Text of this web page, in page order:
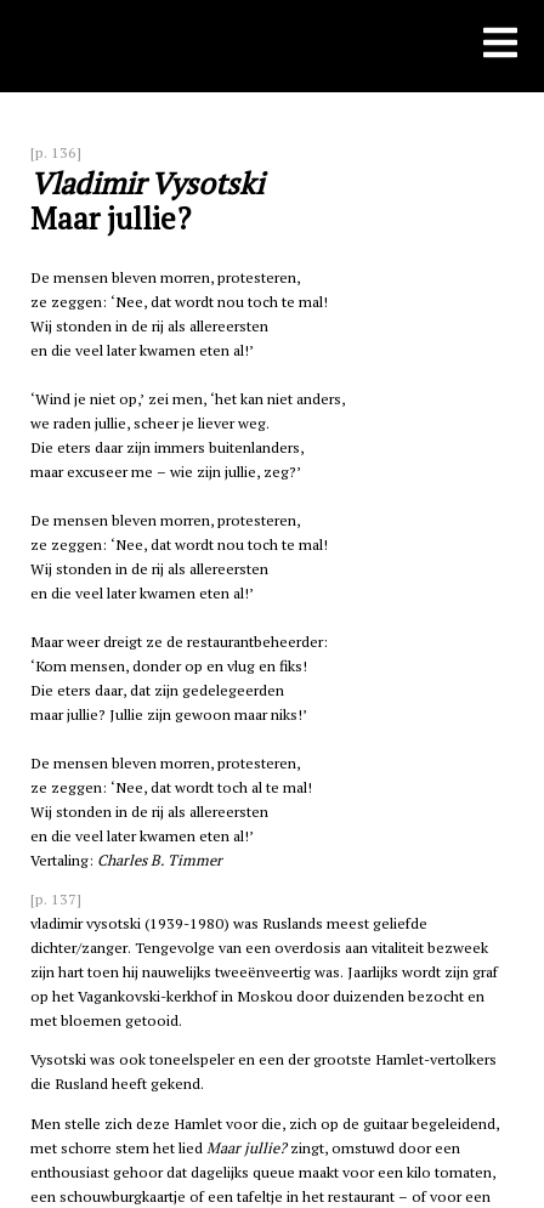
[p. 136]
Vladimir Vysotski
Maar jullie?
De mensen bleven morren, protesteren,
ze zeggen: ‘Nee, dat wordt nou toch te mal!
Wij stonden in de rij als allereersten
en die veel later kwamen eten al!’
‘Wind je niet op,’ zei men, ‘het kan niet anders,
we raden jullie, scheer je liever weg.
Die eters daar zijn immers buitenlanders,
maar excuseer me – wie zijn jullie, zeg?’
De mensen bleven morren, protesteren,
ze zeggen: ‘Nee, dat wordt nou toch te mal!
Wij stonden in de rij als allereersten
en die veel later kwamen eten al!’
Maar weer dreigt ze de restaurantbeheerder:
‘Kom mensen, donder op en vlug en fiks!
Die eters daar, dat zijn gedelegeerden
maar jullie? Jullie zijn gewoon maar niks!’
De mensen bleven morren, protesteren,
ze zeggen: ‘Nee, dat wordt toch al te mal!
Wij stonden in de rij als allereersten
en die veel later kwamen eten al!’
Vertaling: Charles B. Timmer
[p. 137]
vladimir vysotski(1939-1980) was Ruslands meest geliefde
dichter/zanger. Tengevolge van een overdosis aan vitaliteit bezweek
zijn hart toen hij nauwelijks tweeënveertig was. Jaarlijks wordt zijn graf
op het Vagankovski-kerkhof in Moskou door duizenden bezocht en
met bloemen getooid.
Vysotski was ook toneelspeler en een der grootste Hamlet-vertolkers
die Rusland heeft gekend.
Men stelle zich deze Hamlet voor die, zich op de guitaar begeleidend,
met schorre stem het liedMaar jullie?zingt, omstuwd door een
enthousiast gehoor dat dagelijks queue maakt voor een kilo tomaten,
een schouwburgkaartje of een tafeltje in het restaurant – of voor een